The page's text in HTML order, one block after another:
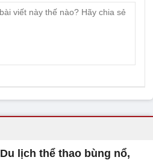
Du lịch thể thao bùng nổ,